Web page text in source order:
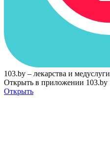
103.by – лекарства и медуслуги
Открыть в приложении 103.by
Открыть